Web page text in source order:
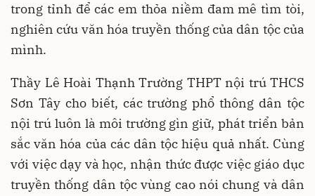
trong tỉnh để các em thỏa niềm đam mê tìm tòi,
nghiên cứu văn hóa truyền thống của dân tộc của
mình.
Thầy Lê Hoài Thạnh Trường THPT nội trú THCS
Sơn Tây cho biết, các trường phổ thông dân tộc
nội trú luôn là môi trường gìn giữ, phát triển bản
sắc văn hóa của các dân tộc hiệu quả nhất. Cùng
với việc dạy và học, nhận thức được việc giáo dục
truyền thống dân tộc vùng cao nói chung và dân